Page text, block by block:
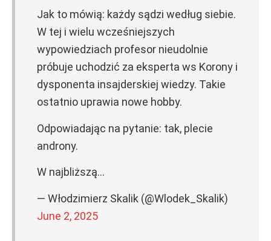
Jak to mówią: każdy sądzi według siebie.
W tej i wielu wcześniejszych
wypowiedziach profesor nieudolnie
próbuje uchodzić za eksperta ws Korony i
dysponenta insajderskiej wiedzy. Takie
ostatnio uprawia nowe hobby.
Odpowiadając na pytanie: tak, plecie
androny.
W najbliższą…
— Włodzimierz Skalik (@Wlodek_Skalik)
June 2, 2025